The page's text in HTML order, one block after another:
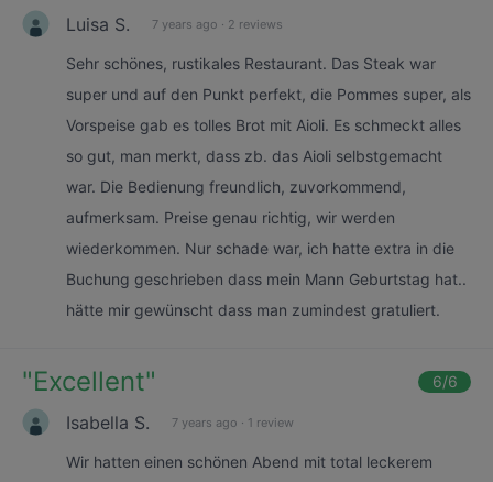
Luisa S. 7 years ago · 2 reviews
Sehr schönes, rustikales Restaurant. Das Steak war
super und auf den Punkt perfekt, die Pommes super, als
Vorspeise gab es tolles Brot mit Aioli. Es schmeckt alles
so gut, man merkt, dass zb. das Aioli selbstgemacht
war. Die Bedienung freundlich, zuvorkommend,
aufmerksam. Preise genau richtig, wir werden
wiederkommen. Nur schade war, ich hatte extra in die
Buchung geschrieben dass mein Mann Geburtstag hat..
hätte mir gewünscht dass man zumindest gratuliert.
"Excellent" 6/6
Isabella S. 7 years ago · 1 review
Wir hatten einen schönen Abend mit total leckerem